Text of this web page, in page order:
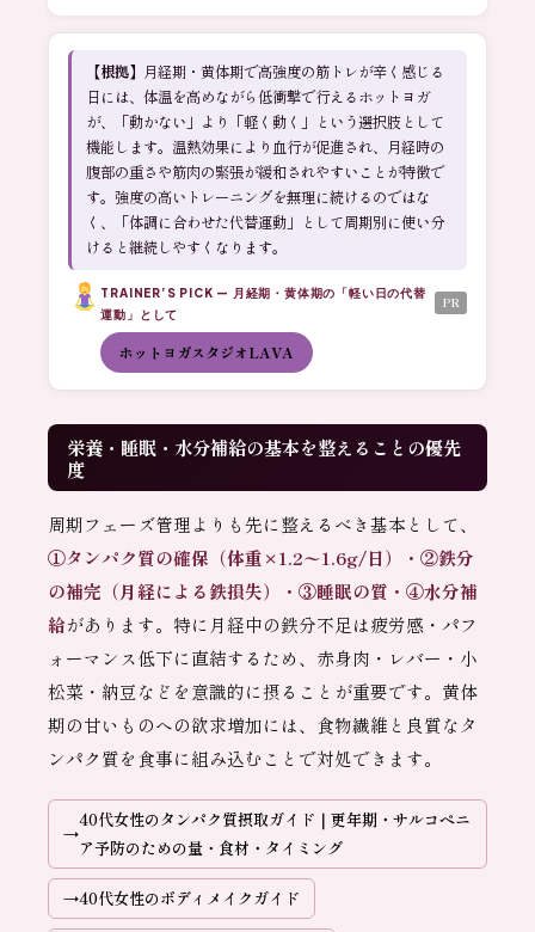
【根拠】 月経期・黄体期で高強度の筋トレが辛く感じる
日には、体温を高めながら低衝撃で行えるホットヨガ
が、「動かない」より「軽く動く」という選択肢として
機能します。温熱効果により血行が促進され、月経時の
腹部の重さや筋肉の緊張が緩和されやすいことが特徴で
す。強度の高いトレーニングを無理に続けるのではな
く、「体調に合わせた代替運動」として周期別に使い分
けると継続しやすくなります。
TRAINER’S PICK — 月経期・黄体期の「軽い日の代替
運動」として
PR
ホットヨガスタジオLAVA
栄養・睡眠・水分補給の基本を整えることの優先
度
周期フェーズ管理よりも先に整えるべき基本として、
①タンパク質の確保（体重×1.2〜1.6g/日）・②鉄分
の補完（月経による鉄損失）・③睡眠の質・④水分補
給があります。特に月経中の鉄分不足は疲労感・パフ
ォーマンス低下に直結するため、赤身肉・レバー・小
松菜・納豆などを意識的に摂ることが重要です。黄体
期の甘いものへの欲求増加には、食物繊維と良質なタ
ンパク質を食事に組み込むことで対処できます。
40代女性のタンパク質摂取ガイド｜更年期・サルコペニ
ア予防のための量・食材・タイミング
40代女性のボディメイクガイド